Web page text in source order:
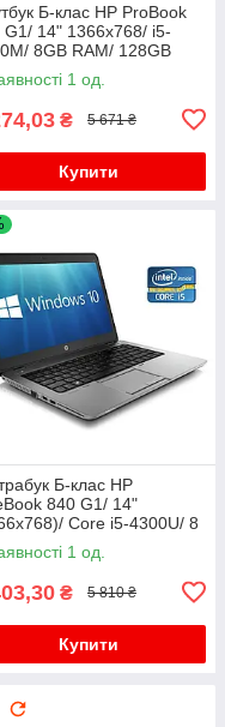
Б-клас HP ProBook
G1/ 14" 1366x768/ i5-
8GB RAM/ 128GB
HDD/ HD 4600/
0%
1 од.
₴ 5 671 ₴
Купити
Б-клас HP
840 G1/ 14"
Core i5-4300U/ 8
500 GB SSD/ HD
АКБ 0%1 од.
₴ 5 810 ₴
Купити